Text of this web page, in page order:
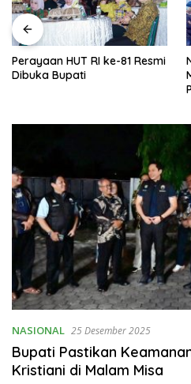
Perayaan HUT RI ke-81 Resmi
Dibuka Bupati
NASIONAL 25 Desember 2025
Bupati Pastikan
Kristiani di Malam Misa